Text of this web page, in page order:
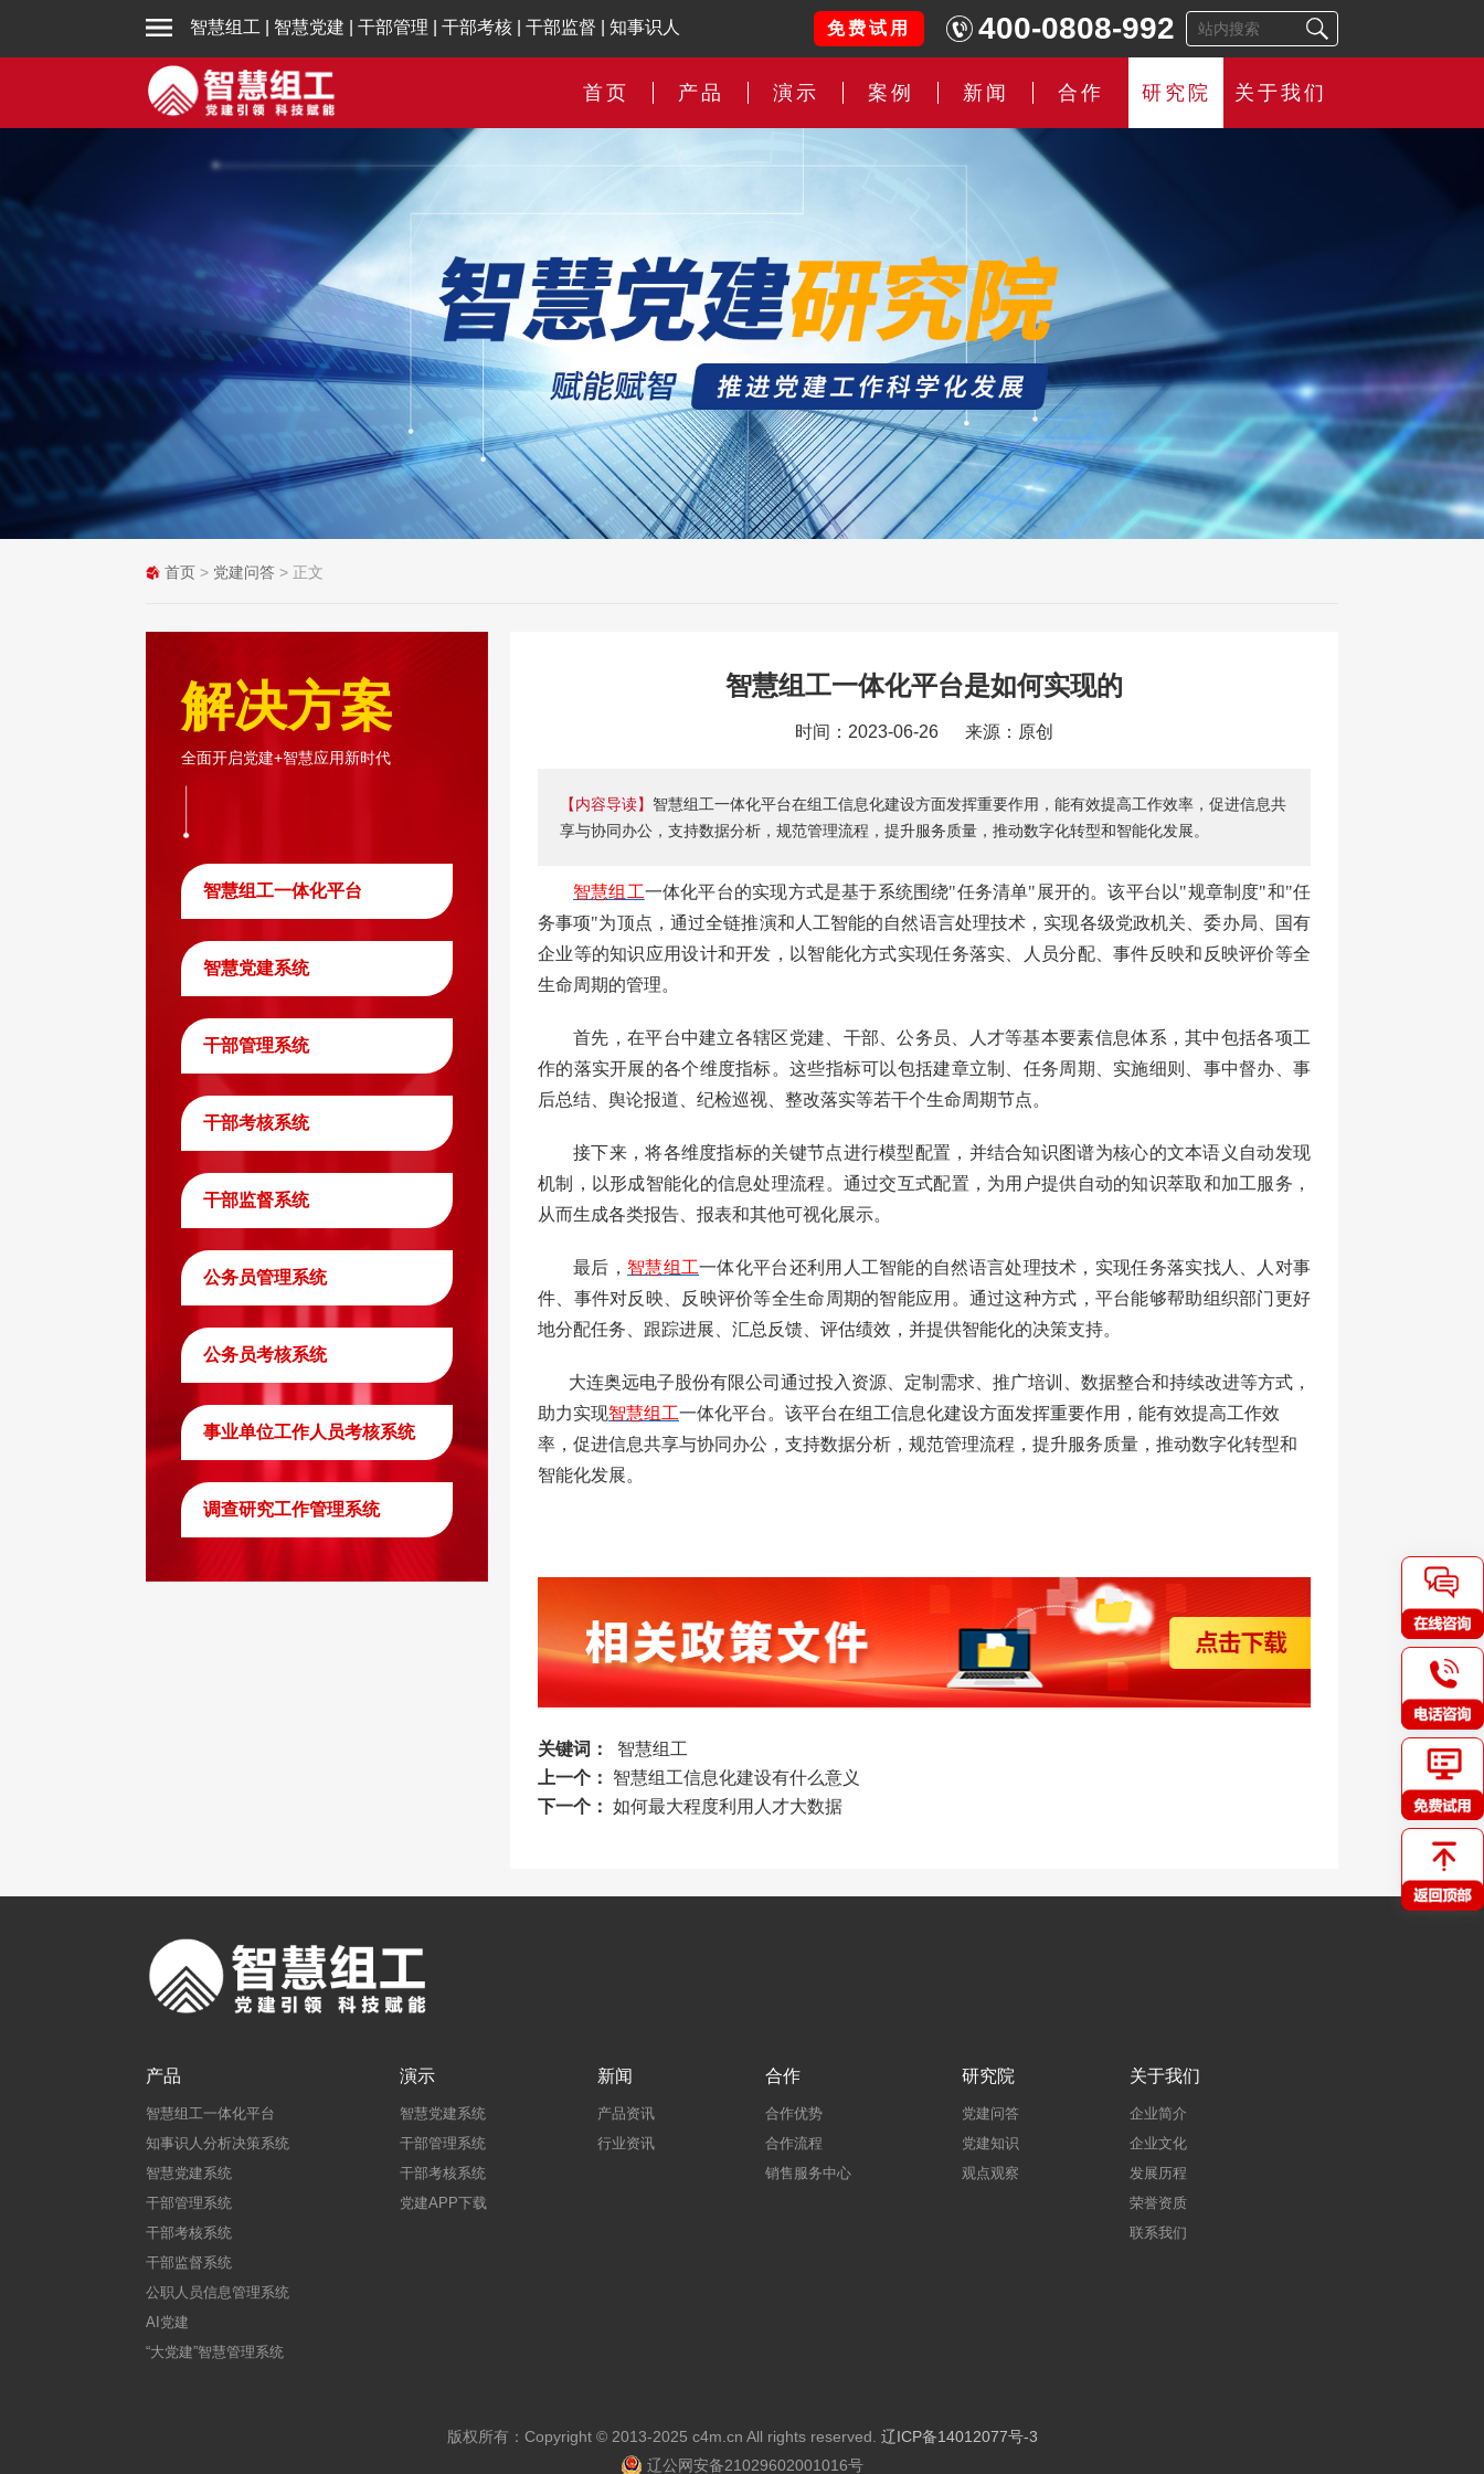
智慧组工 智慧党建 干部管理 干部考核 干部监督 知事识人 免费试用 400-0808-992
首页 产品 演示 案例 新闻 合作 研究院 关于我们
首页 > 党建问答 > 正文
解决方案
全面开启党建+智慧应用新时代
智慧组工一体化平台
智慧党建系统
干部管理系统
干部考核系统
干部监督系统
公务员管理系统
公务员考核系统
事业单位工作人员考核系统
调查研究工作管理系统
智慧组工一体化平台是如何实现的
时间：2023-06-26 来源：原创
【内容导读】 智慧组工一体化平台在组工信息化建设方面发挥重要作用，能有效提高工作效率，促进信息共
享与协同办公，支持数据分析，规范管理流程，提升服务质量，推动数字化转型和智能化发展。
智慧组工一体化平台的实现方式是基于系统围绕"任务清单"展开的。该平台以"规章制度"和"任
务事项"为顶点，通过全链推演和人工智能的自然语言处理技术，实现各级党政机关、委办局、国有
企业等的知识应用设计和开发，以智能化方式实现任务落实、人员分配、事件反映和反映评价等全
生命周期的管理。
首先，在平台中建立各辖区党建、干部、公务员、人才等基本要素信息体系，其中包括各项工
作的落实开展的各个维度指标。这些指标可以包括建章立制、任务周期、实施细则、事中督办、事
后总结、舆论报道、纪检巡视、整改落实等若干个生命周期节点。
接下来，将各维度指标的关键节点进行模型配置，并结合知识图谱为核心的文本语义自动发现
机制，以形成智能化的信息处理流程。通过交互式配置，为用户提供自动的知识萃取和加工服务，
从而生成各类报告、报表和其他可视化展示。
最后， 智慧组工一体化平台还利用人工智能的自然语言处理技术，实现任务落实找人、人对事
件、事件对反映、反映评价等全生命周期的智能应用。通过这种方式，平台能够帮助组织部门更好
地分配任务、跟踪进展、汇总反馈、评估绩效，并提供智能化的决策支持。
大连奥远电子股份有限公司通过投入资源、定制需求、推广培训、数据整合和持续改进等方式，
助力实现智慧组工一体化平台。 该平台在组工信息化建设方面发挥重要作用， 能有效提高工作效
率，促进信息共享与协同办公，支持数据分析，规范管理流程，提升服务质量，推动数字化转型和
智能化发展。
关键词：
智慧组工
上一个：
智慧组工信息化建设有什么意义
下一个： 如何最大程度利用人才大数据
产品
智慧组工一体化平台
知事识人分析决策系统
智慧党建系统
干部管理系统
干部考核系统
干部监督系统
公职人员信息管理系统
AI党建
“大党建”智慧管理系统
演示
智慧党建系统
干部管理系统
干部考核系统
党建APP下载
新闻
产品资讯
行业资讯
合作
合作优势
合作流程
销售服务中心
研究院
党建问答
党建知识
观点观察
关于我们
企业简介
企业文化
发展历程
荣誉资质
联系我们
版权所有：Copyright © 2013-2025 c4m.cn All rights reserved. 辽ICP备14012077号-3
辽公网安备21029602001016号